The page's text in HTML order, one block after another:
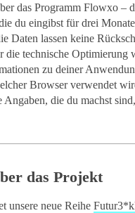
das Programm Flowxo –
du eingibst für drei Monate
Daten lassen keine
die technische Optimierung
zu deiner
Browser verwendet
die du machst sind,
das Projekt
unsere neue Reihe